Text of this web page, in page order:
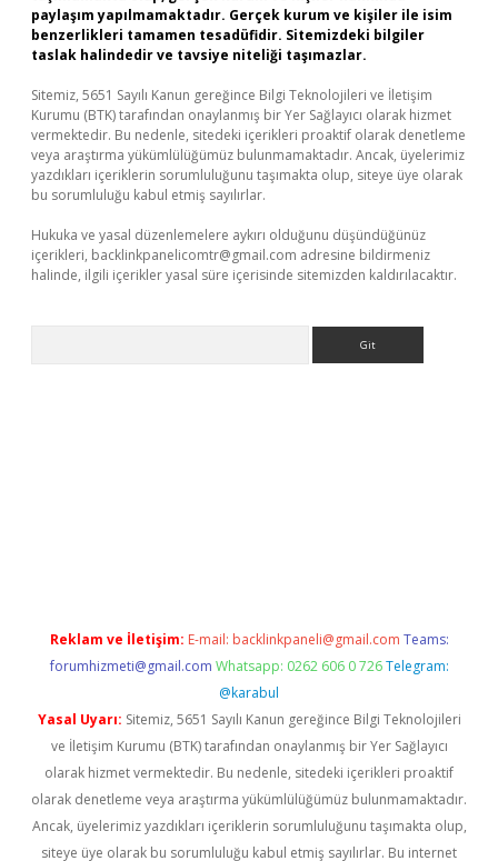
paylaşım yapılmamaktadır. Gerçek kurum ve kişiler ile isim
benzerlikleri tamamen tesadüfidir. Sitemizdeki bilgiler
taslak halindedir ve tavsiye niteliği taşımazlar.
Sitemiz, 5651 Sayılı Kanun gereğince Bilgi Teknolojileri ve İletişim
Kurumu (BTK) tarafından onaylanmış bir Yer Sağlayıcı olarak hizmet
vermektedir. Bu nedenle, sitedeki içerikleri proaktif olarak denetleme
veya araştırma yükümlülüğümüz bulunmamaktadır. Ancak, üyelerimiz
yazdıkları içeriklerin sorumluluğunu taşımakta olup, siteye üye olarak
bu sorumluluğu kabul etmiş sayılırlar.
Hukuka ve yasal düzenlemelere aykırı olduğunu düşündüğünüz
içerikleri, backlinkpanelicomtr@gmail.com adresine bildirmeniz
halinde, ilgili içerikler yasal süre içerisinde sitemizden kaldırılacaktır.
Reklam ve İletişim: E-mail: backlinkpaneli@gmail.com Teams:
forumhizmeti@gmail.com Whatsapp: 0262 606 0 726 Telegram:
@karabul
Yasal Uyarı: Sitemiz, 5651 Sayılı Kanun gereğince Bilgi Teknolojileri
ve İletişim Kurumu (BTK) tarafından onaylanmış bir Yer Sağlayıcı
olarak hizmet vermektedir. Bu nedenle, sitedeki içerikleri proaktif
olarak denetleme veya araştırma yükümlülüğümüz bulunmamaktadır.
Ancak, üyelerimiz yazdıkları içeriklerin sorumluluğunu taşımakta olup,
siteye üye olarak bu sorumluluğu kabul etmiş sayılırlar. Bu internet